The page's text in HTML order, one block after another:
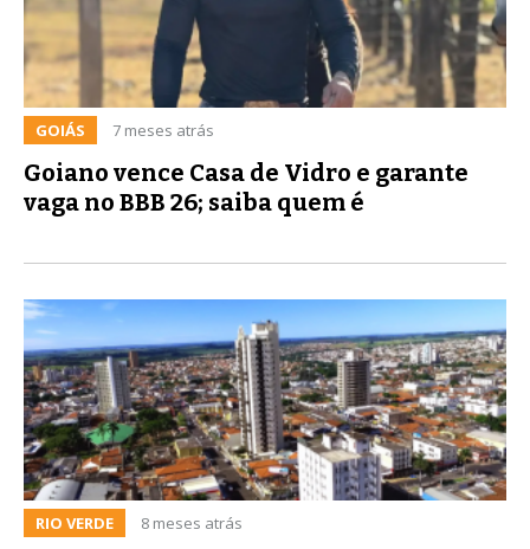
GOIÁS 7 meses atrás
Goiano vence Casa de Vidro e garante
vaga no BBB 26; saiba quem é
RIO VERDE 8 meses atrás